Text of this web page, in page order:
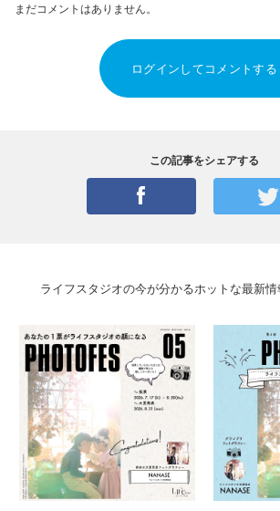
まだコメントはありません。
ログインしてコメントする
この記事をシェアする
ライフスタジオの今が分かるホットな最新情